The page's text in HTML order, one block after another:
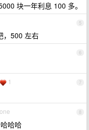
块一年利息 100 多。
5
，500 左右
6
7
1
8
哈哈